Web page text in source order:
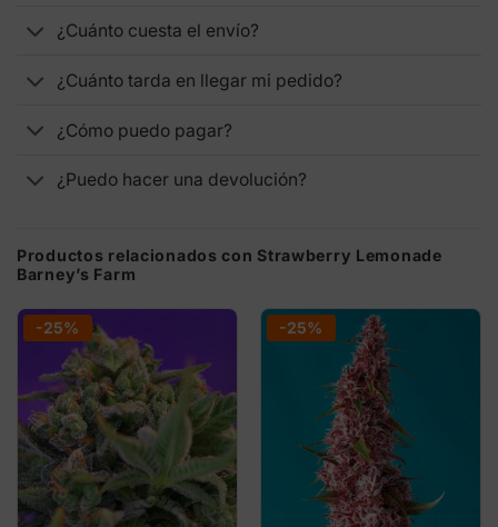
¿Cuánto cuesta el envío?
¿Cuánto tarda en llegar mi pedido?
¿Cómo puedo pagar?
¿Puedo hacer una devolución?
Productos relacionados con Strawberry Lemonade
Barney’s Farm
-25% -25%